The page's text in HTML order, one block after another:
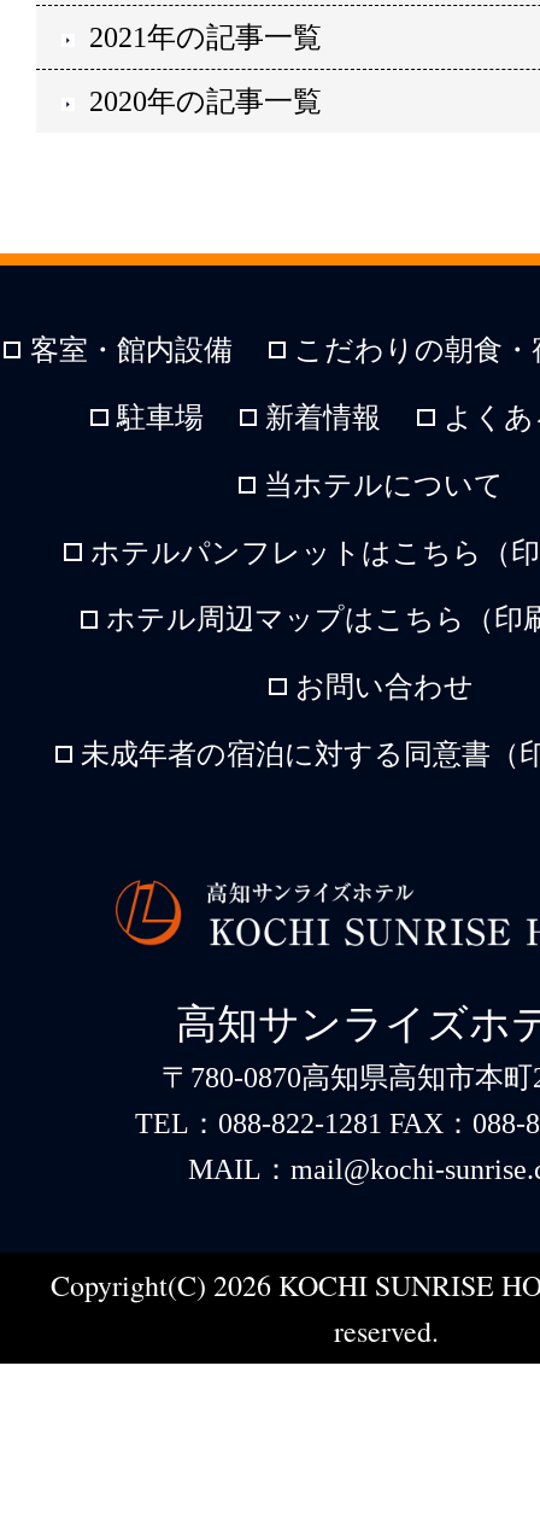
2021年の記事一覧
2020年の記事一覧
客室・館内設備 こだわりの朝食
駐車場 新着情報 よく
当ホテルについて
ホテルパンフレットはこちら（
ホテル周辺マップはこちら（印
お問い合わせ
未成年者の宿泊に対する同意書（
高知サンライズホ
〒780-0870高知県高知市本町
TEL：088-822-1281 FAX：088-
MAIL：mail@kochi-
Copyright(C) 2026 KOCHI SUNRISE
reserved.